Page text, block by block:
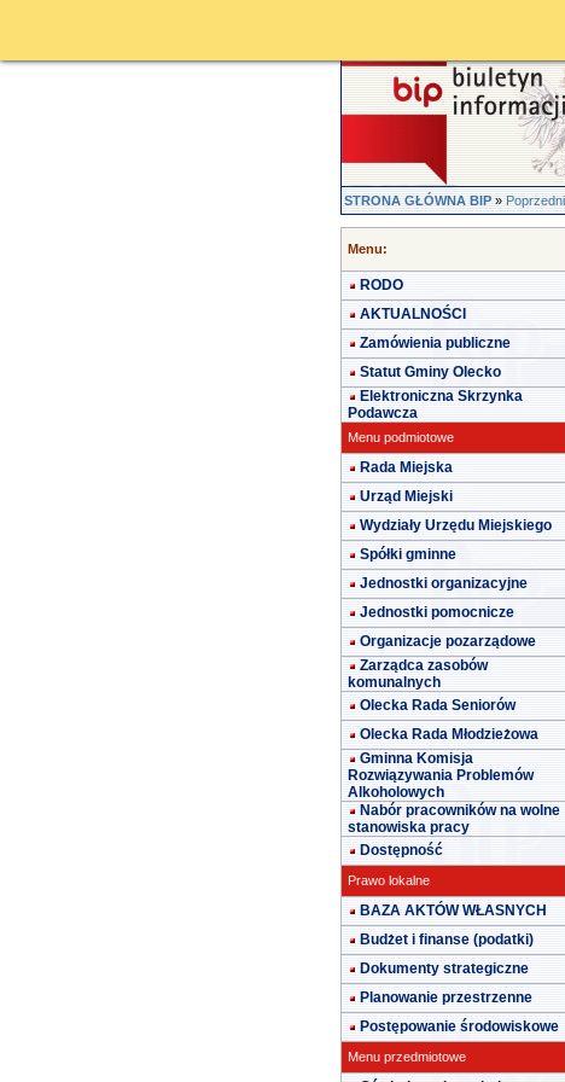
STRONA GŁÓWNA BIP»
Menu:
RODO
AKTUALNOŚCI
Zamówienia publiczne
Statut Gminy Olecko
Elektroniczna Skrzynka
Podawcza
Menu podmiotowe
Rada Miejska
Urząd Miejski
Wydziały Urzędu Miejskiego
Spółki gminne
Jednostki organizacyjne
Jednostki pomocnicze
Organizacje pozarządowe
Zarządca zasobów
komunalnych
Olecka Rada Seniorów
Olecka Rada Młodzieżowa
Gminna Komisja
Rozwiązywania Problemów
Alkoholowych
Nabór pracowników na wolne
stanowiska pracy
Dostępność
Prawo lokalne
BAZA AKTÓW WŁASNYCH
Budżet i finanse (podatki)
Dokumenty strategiczne
Planowanie przestrzenne
Postępowanie środowiskowe
Menu przedmiotowe